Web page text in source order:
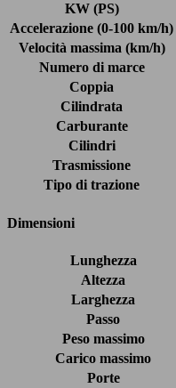
KW (PS)
Accelerazione (0-100 km/h)
Velocità massima (km/h)
Numero di marce
Coppia
Cilindrata
Carburante
Cilindri
Trasmissione
Tipo di trazione
Dimensioni
Lunghezza
Altezza
Larghezza
Passo
Peso massimo
Carico massimo
Porte